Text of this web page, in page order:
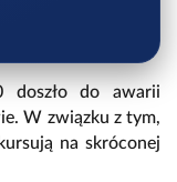
do awarii
W związku z tym,
na skróconej